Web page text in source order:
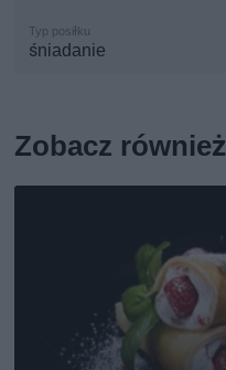
śniadanie
Zobacz również